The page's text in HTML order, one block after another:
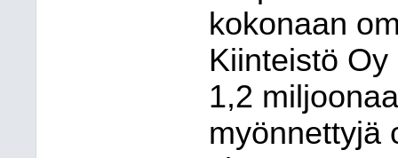
kokonaan
Kiinteistö
1,2
myönnettyjä